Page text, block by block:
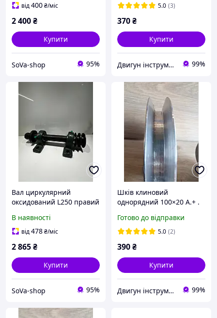
від400₴/міс
2 400₴
Купити
SoVa-shop 95%
5.0 (3)
370₴
Купити
Двигун інструмент 99%
Вал циркулярний
оксидований L250 правий
В наявності
від478₴/міс
2 865₴
Купити
SoVa-shop 95%
Шків клиновий
однорядний 100×20 А.+ .
верстатів і обладнання
Готово до відправки
5.0 (2)
390₴
Купити
Двигун інструмент 99%